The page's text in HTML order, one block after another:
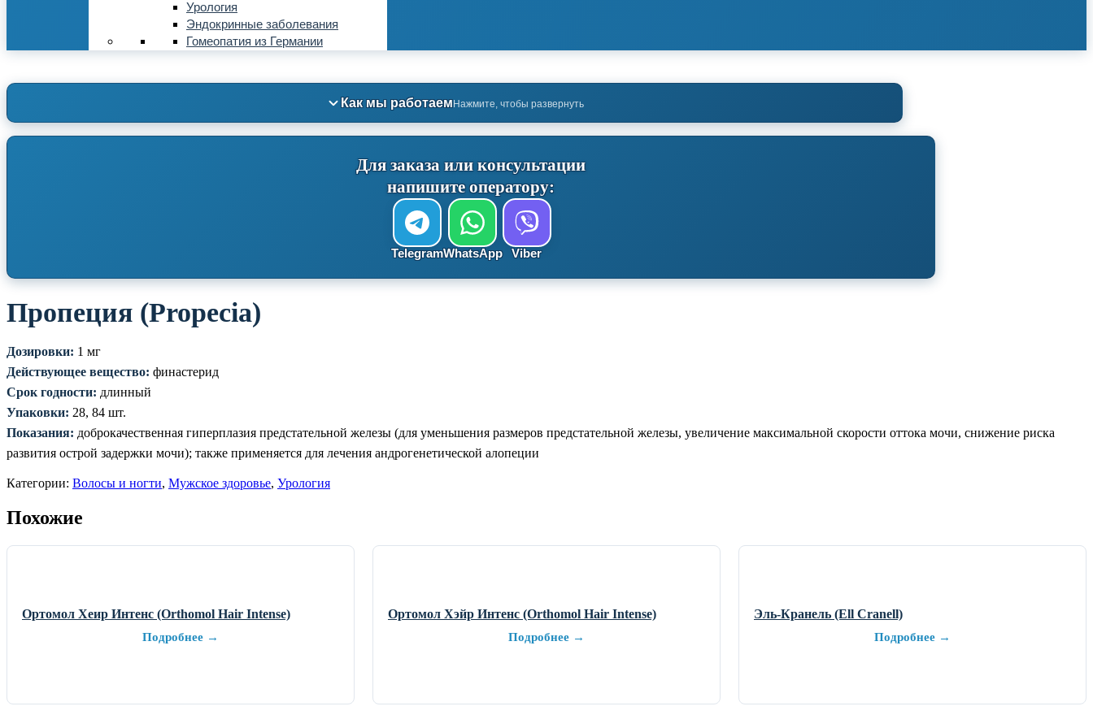
Урология
Эндокринные заболевания
Гомеопатия из Германии
Как мы работаемНажмите, чтобы развернуть
Для заказа или консультации
напишите оператору:
TelegramWhatsApp Viber
Пропеция (Propecia)
Дозировки: 1 мг
Действующее вещество: финастерид
Срок годности: длинный
Упаковки: 28, 84 шт.
Показания: доброкачественная гиперплазия предстательной железы (для уменьшения размеров предстательной железы, увеличение максимальной скорости оттока мочи, снижение риска
развития острой задержки мочи); также применяется для лечения андрогенетической алопеции
Категории: Волосы и ногти, Мужское здоровье, Урология
Похожие
Ортомол Хеир Интенс (Orthomol Hair Intense)
Подробнее →
Ортомол Хэйр Интенс (Orthomol Hair Intense)
Подробнее →
Эль-Кранель (Ell Cranell)
Подробнее →